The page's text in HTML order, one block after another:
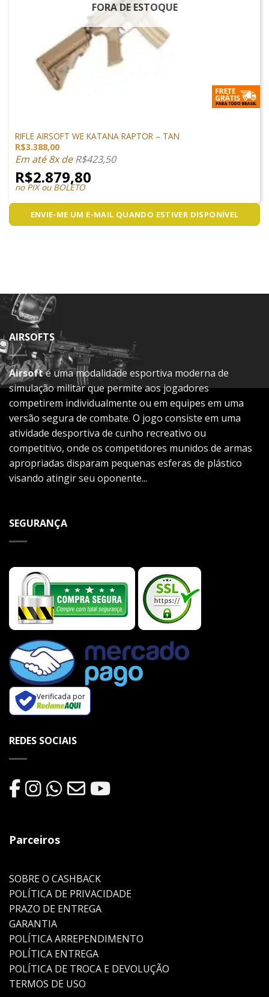
FORA DE ESTOQUE
RIFLE AIRSOFT WE KATANA RAPTOR – TAN
R$3.388,00
Em até 8x deR$423,50
R$2.879,80
no PIX ou BOLETO
ENVIE-ME UM E-MAIL QUANDO ESTIVER DISPONÍVEL
AIRSOFTS
Airsofté uma modalidade esportiva moderna de
simulação militar que permite aos jogadores
competirem individualmente ou em equipes em uma
versão segura de combate. O jogo consiste em uma
atividade desportiva de cunho recreativo ou
competitivo, onde os competidores munidos de armas
apropriadas disparam pequenas esferas de plástico
visando atingir seu oponente...
SEGURANÇA
Verificada por
REDES SOCIAIS
Parceiros
SOBRE O CASHBACK
POLÍTICA DE PRIVACIDADE
PRAZO DE ENTREGA
GARANTIA
POLÍTICA ARREPENDIMENTO
POLÍTICA ENTREGA
POLÍTICA DE TROCA E DEVOLUÇÃO
TERMOS DE USO